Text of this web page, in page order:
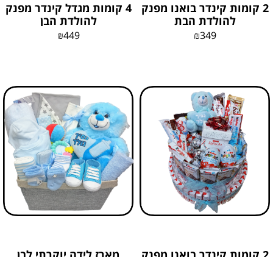
2 קומות קינדר בואנו מפנק
להולדת הבת
₪349
4 קומות מגדל קינדר מפנק
להולדת הבן
₪449